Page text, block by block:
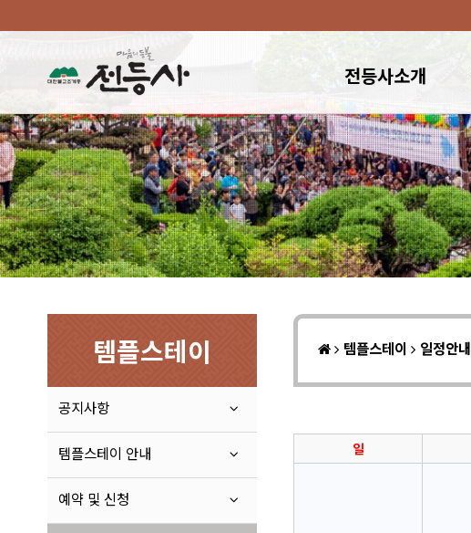
전등사소개
템플스테이
공지사항
템플스테이 안내
예약 및 신청
템플스테이 일정안내
일